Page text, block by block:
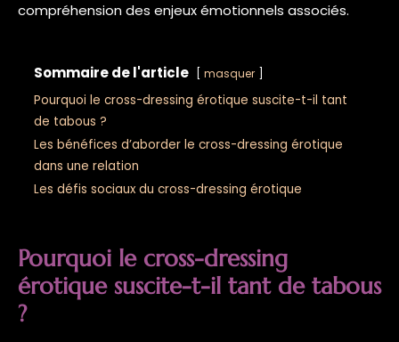
compréhension des enjeux émotionnels associés.
Sommaire de l'article masquer
Pourquoi le cross-dressing érotique suscite-t-il tant
de tabous ?
Les bénéfices d’aborder le cross-dressing érotique
dans une relation
Les défis sociaux du cross-dressing érotique
Pourquoi le cross-dressing
érotique suscite-t-il tant de tabous
?